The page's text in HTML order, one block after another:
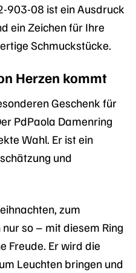
903-08 ist ein Ausdruck
ein Zeichen für Ihre
Schmuckstücke.
Herzen kommt
Geschenk für
PdPaola Damenring
Wahl. Er ist ein
und
zum
so – mit diesem Ring
Freude. Er wird die
Leuchten bringen und